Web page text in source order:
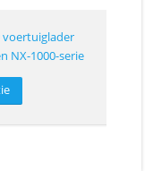
voertuiglader
NX-1000-serie